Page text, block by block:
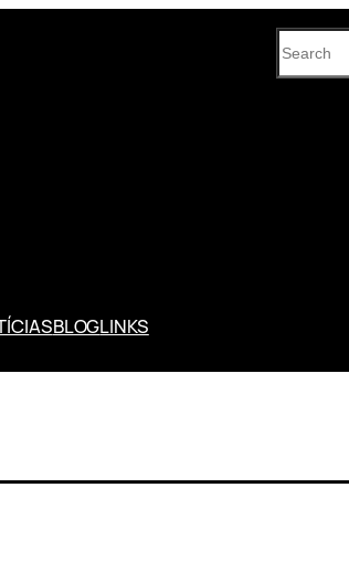
BLOGLINKS